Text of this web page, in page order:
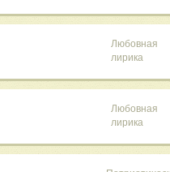
Любовная
лирика
Любовная
лирика